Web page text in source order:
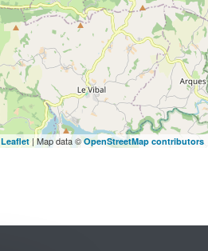
Leaflet | Map data © OpenStreetMap contributors